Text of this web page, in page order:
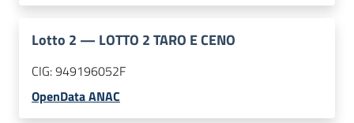
Lotto 2 — LOTTO 2 TARO E CENO
CIG:949196052F
OpenData ANAC